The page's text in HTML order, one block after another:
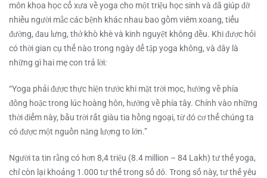
môn khoa học cổ xưa về yoga cho một triệu học sinh và đã giúp đỡ
nhiều người mắc các bệnh khác nhau bao gồm viêm xoang, tiểu
đường, đau lưng, thở khò khè và kinh nguyệt không đều. Khi được hỏi
có thời gian cụ thể nào trong ngày để tập yoga không, và đây là
những gì hai mẹ con trả lời:
“Yoga phải được thực hiện trước khi mặt trời mọc, hướng về phía
đông hoặc trong lúc hoàng hôn, hướng về phía tây. Chính vào những
thời điểm này, bầu trời rất giàu tia hồng ngoại, từ đó cơ thể chúng ta
có được một nguồn năng lượng to lớn.”
Người ta tin rằng có hơn 8,4 triệu (8.4 million – 84 Lakh) tư thế yoga,
chỉ còn lại khoảng 1.000 tư thế trong số đó. Trong số này, tư thế yêu